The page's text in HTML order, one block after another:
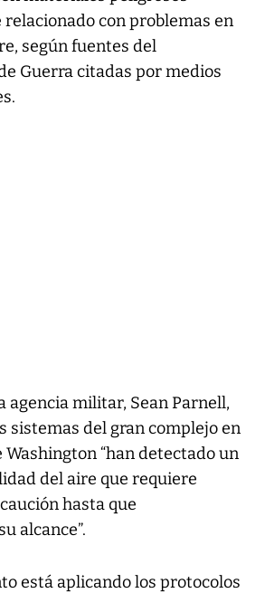
con problemas en
según fuentes del
Guerra citadas por medios
agencia militar, Sean Parnell,
sistemas del gran complejo en
Washington “han detectado un
del aire que requiere
hasta que
alcance”.
está aplicando los protocolos